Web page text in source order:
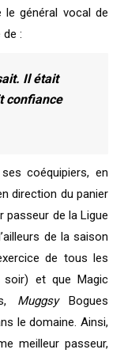
le général vocal de
de :
Il était
confiance
coéquipiers, en
direction du panier
passeur de la Ligue
de la saison
de tous les
soir) et que Magic
MuggsyBogues
le domaine. Ainsi,
meilleur passeur,